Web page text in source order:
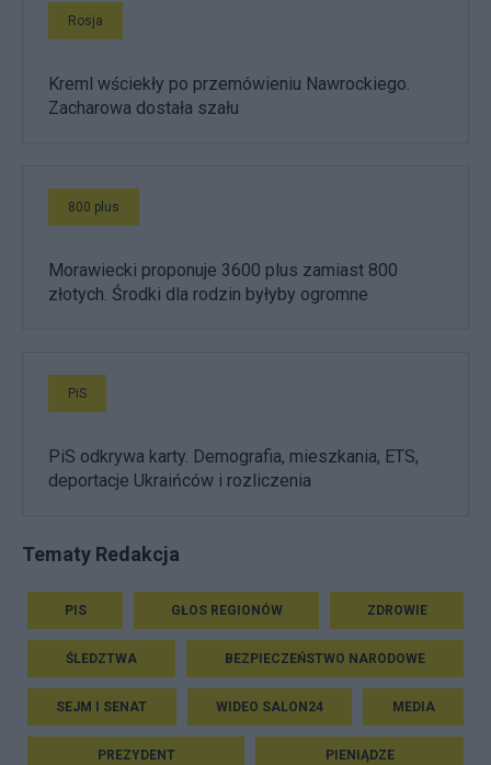
Rosja
Kreml wściekły po przemówieniu Nawrockiego.
Zacharowa dostała szału
800 plus
Morawiecki proponuje 3600 plus zamiast 800
złotych. Środki dla rodzin byłyby ogromne
PiS
PiS odkrywa karty. Demografia, mieszkania, ETS,
deportacje Ukraińców i rozliczenia
Tematy Redakcja
PIS GŁOS REGIONÓW ZDROWIE
ŚLEDZTWA BEZPIECZEŃSTWO NARODOWE
SEJM I SENAT WIDEO SALON24 MEDIA
PREZYDENT PIENIĄDZE